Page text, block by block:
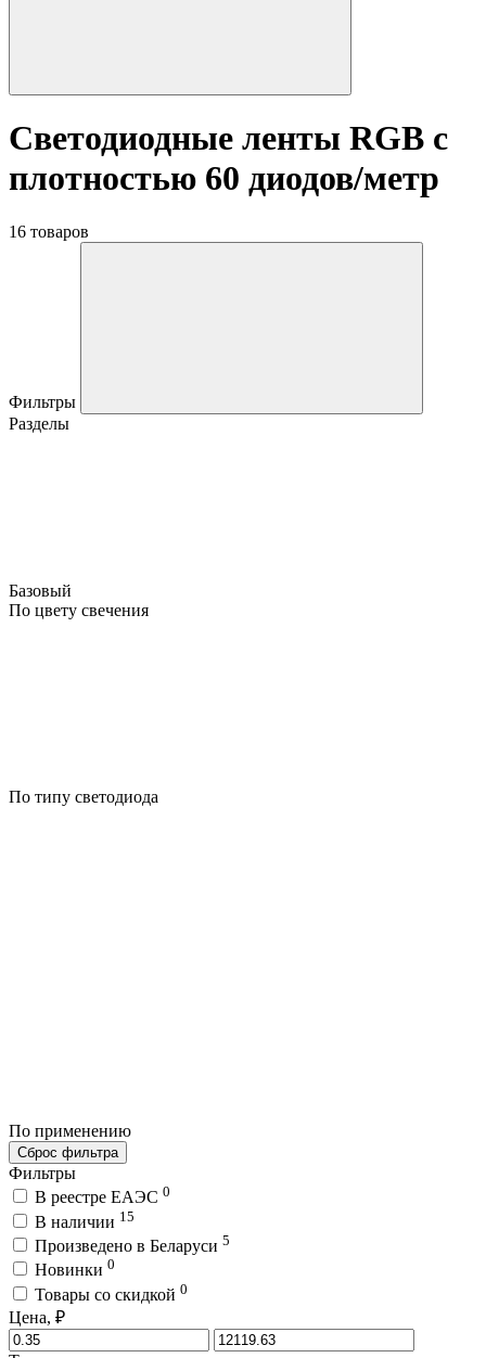
Светодиодные ленты RGB с
плотностью 60 диодов/метр
16 товаров
Фильтры
Разделы
Базовый
По цвету свечения
По типу светодиода
По применению
Сброс фильтра
Фильтры
В реестре ЕАЭС 0
В наличии 15
Произведено в Беларуси 5
Новинки 0
Товары со скидкой 0
Цена, ₽